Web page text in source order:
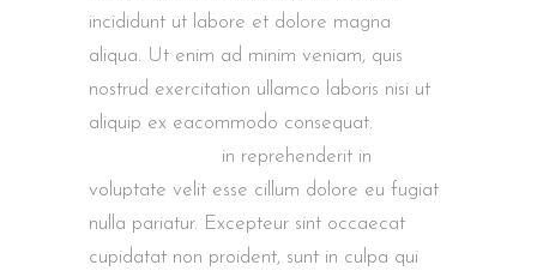
incididunt ut labore et dolore magna
aliqua. Ut enim ad minim veniam, quis
nostrud exercitation ullamco laboris nisi ut
aliquip ex eacommodo consequat.
in reprehenderit in
voluptate velit esse cillum dolore eu fugiat
nulla pariatur. Excepteur sint occaecat
cupidatat non proident, sunt in culpa qui